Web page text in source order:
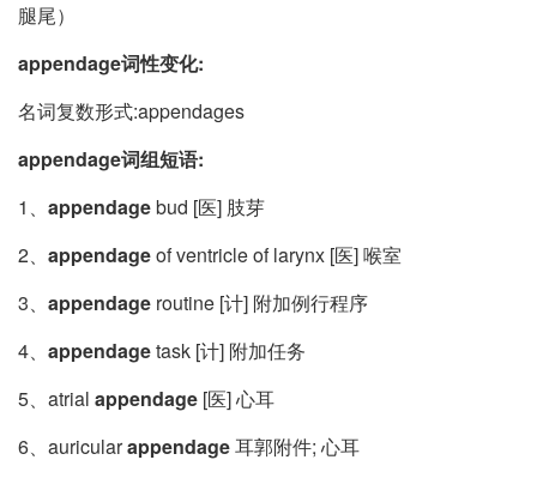
腿尾）
appendage词性变化:
名词复数形式:appendages
appendage词组短语:
1、 appendagebud [医] 肢芽
2、 appendageof ventricle of larynx [医] 喉室
3、 appendage routine [计] 附加例行程序
4、 appendagetask [计] 附加任务
5、atrial appendage [医] 心耳
6、auricularappendage耳郭附件; 心耳